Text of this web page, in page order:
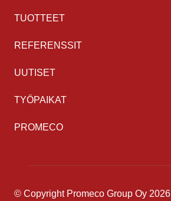
TUOTTEET
REFERENSSIT
UUTISET
TYÖPAIKAT
PROMECO
© Copyright Promeco Group Oy 2026